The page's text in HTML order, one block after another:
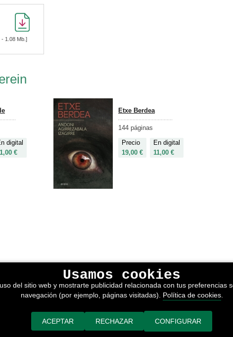
- 1.08 Mb.]
digital
€
Etxe Berdea
144 páginas
Precio
19,00 €
En digital
11,00 €
y política de privacidad
Cookies
generales de venta
Usamos cookies
del sitio web y mostrarte publicidad relacionada con tus
navegación (por ejemplo, páginas visitadas). Política de cookies.
CONFIGURAR
RECHAZAR
ACEPTAR